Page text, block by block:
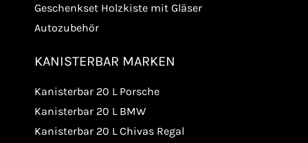
Geschenkset Holzkiste mit Gläser
Autozubehör
KANISTERBAR MARKEN
Kanisterbar 20 L Porsche
Kanisterbar 20 L BMW
Kanisterbar 20 L Chivas Regal